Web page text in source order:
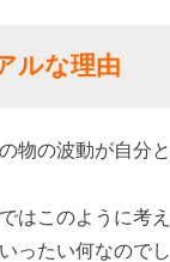
ルな理由
物の波動が自
はこのように考え
ったい何なので